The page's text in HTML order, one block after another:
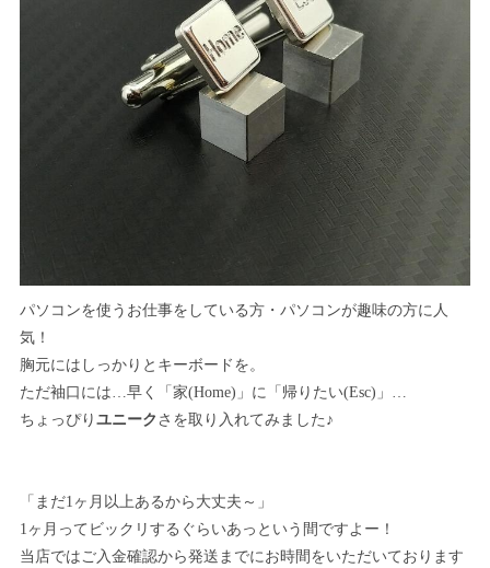
パソコンを使うお仕事をしている方・パソコンが趣味の方に人
気！
胸元にはしっかりとキーボードを。
ただ袖口には…早く「家(Home)」に「帰りたい(Esc)」…
ちょっぴり ユニーク さを取り入れてみました♪
「まだ1ヶ月以上あるから大丈夫～」
1ヶ月ってビックリするぐらいあっという間ですよー！
当店ではご入金確認から発送までにお時間をいただいております